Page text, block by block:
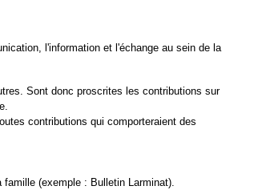
l'information et l'échange au sein de la
Sont donc proscrites les contributions sur
contributions qui comporteraient des
(exemple : Bulletin Larminat).